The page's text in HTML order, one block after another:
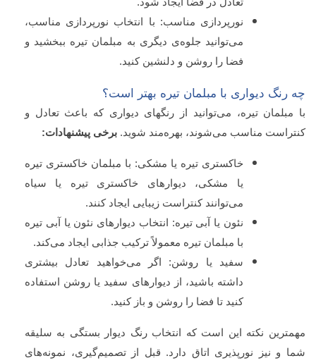
نورپردازی مناسب: با انتخاب نورپردازی مناسب،
می‌توانید جلوه‌ی دیگری به مبلمان تیره ببخشید و
فضا را روشن و دلنشین کنید.
چه رنگ دیواری با مبلمان تیره بهتر است؟
با مبلمان تیره، می‌توانید از رنگهای دیواری که باعث تعادل و
کنتراست مناسب می‌شوند، بهره‌مند شوید. برخی پیشنهادات:
خاکستری تیره یا مشکی: با مبلمان خاکستری تیره
یا مشکی، دیوارهای خاکستری تیره یا سیاه
می‌توانند کنتراست زیبایی ایجاد کنند.
نئون یا آبی تیره: انتخاب دیوارهای نئون یا آبی تیره
با مبلمان تیره معمولاً ترکیب جذابی ایجاد می‌کند.
سفید یا روشن: اگر می‌خواهید تعادل بیشتری
داشته باشید، از دیوارهای سفید یا روشن استفاده
کنید تا فضا را روشن و باز کنید.
مهمترین نکته این است که انتخاب رنگ دیوار بستگی به سلیقه
شما و نیز نورپذیری اتاق دارد. قبل از تصمیم‌گیری، نمونه‌های